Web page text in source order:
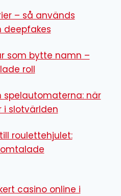
– så används
deepfakes
som bytte namn –
roll
spelautomaterna: när
i slotvärlden
roulettehjulet:
casino online i